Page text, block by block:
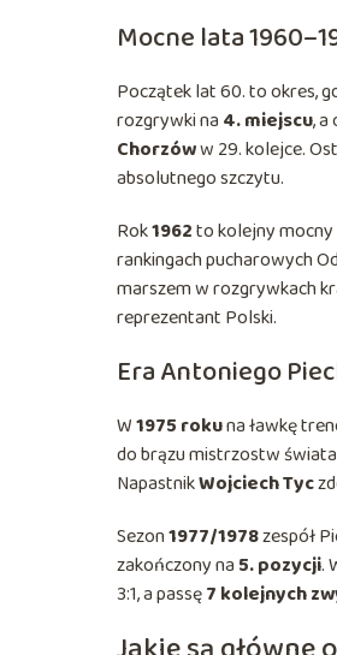
Mocne lata
Początek lat 60. to okres,
rozgrywki na 4. miejscu,
Chorzóww 29. kolejce.
absolutnego szczytu.
Rok1962to kolejny mocny
rankingach pucharowych
marszem w rozgrywkach
reprezentant Polski.
Era Antoniego
W1975 rokuna ławkę
do brązu mistrzostw
NapastnikWojciech Tyc
Sezon1977/1978zespół
zakończony na 5. pozycji.
3:1, a passę7 kolejnych